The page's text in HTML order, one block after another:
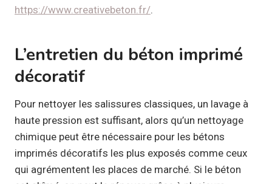
https://www.creativebeton.fr/.
L’entretien du béton imprimé
décoratif
Pour nettoyer les salissures classiques, un lavage à
haute pression est suffisant, alors qu’un nettoyage
chimique peut être nécessaire pour les bétons
imprimés décoratifs les plus exposés comme ceux
qui agrémentent les places de marché. Si le béton